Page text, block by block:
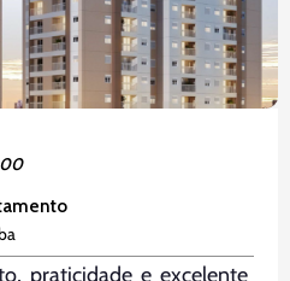
praticidade e excelente